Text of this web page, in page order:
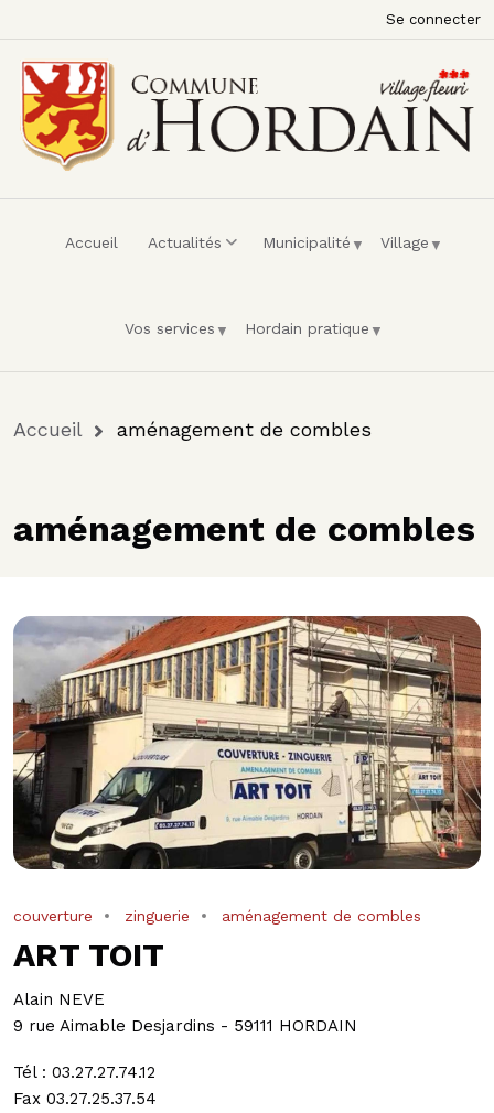
Menu du compte de l'utilisateur
Se connecter
Accueil Actualités Municipalité Village
Vos services Hordain pratique
Fil d'Ariane
Accueil aménagement de combles
aménagement de combles
couverture zinguerie aménagement de combles
ART TOIT
Alain NEVE
9 rue Aimable Desjardins - 59111 HORDAIN
Tél : 03.27.27.74.12
Fax 03.27.25.37.54